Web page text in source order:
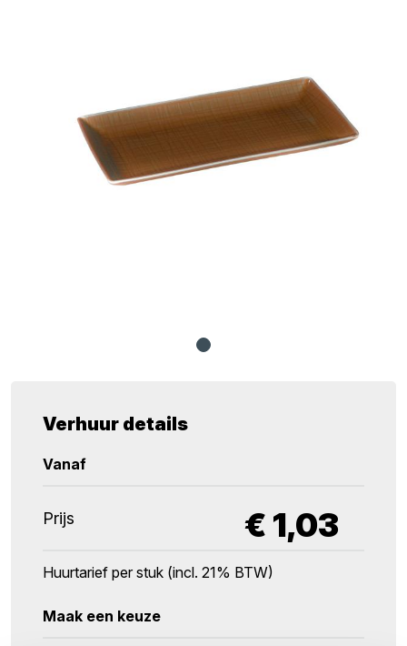
Verhuur details
Vanaf
Prijs € 1,03
Huurtarief per stuk (incl. 21% BTW)
Maak een keuze